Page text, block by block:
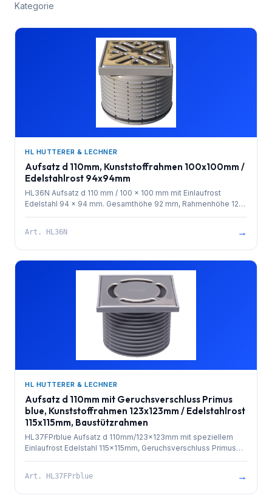
Kategorie
HL HUTTERER & LECHNER
Aufsatz d 110mm, Kunststoffrahmen 100x100mm /
Edelstahlrost 94x94mm
HL36N Aufsatz d 110 mm / 100 x 100 mm mit Einlaufrost
Edelstahl 94 x 94 mm. Gesamthöhe 92 mm, Rahmenhöhe 12
mm
Art. HL36N →
HL HUTTERER & LECHNER
Aufsatz d 110mm mit Geruchsverschluss Primus
blue, Kunststoffrahmen 123x123mm / Edelstahlrost
115x115mm, Baustützrahmen
HL37FPrblue Aufsatz d 110mm/123x123mm mit speziellem
Einlaufrost Edelstahl 115x115mm, Geruchsverschluss Primus
blue, O-Ring und Baustützrahmen. Gesamthöhe 90mm.
Art. HL37FPrblue →